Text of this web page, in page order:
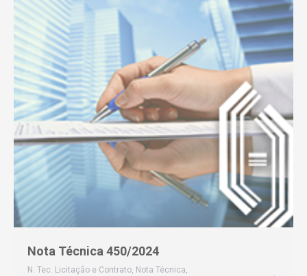
Nota Técnica 450/2024
N. Tec. Licitação e Contrato, Nota Técnica,